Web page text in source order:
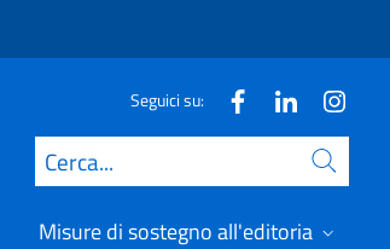
Seguici su:
Cerca
Misure di sostegno all'editoria